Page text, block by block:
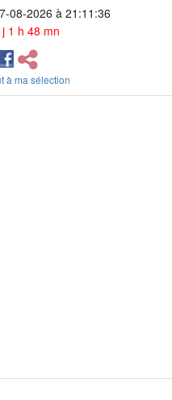
08-2026 à 21:11:36
1 h 48 mn
à ma sélection